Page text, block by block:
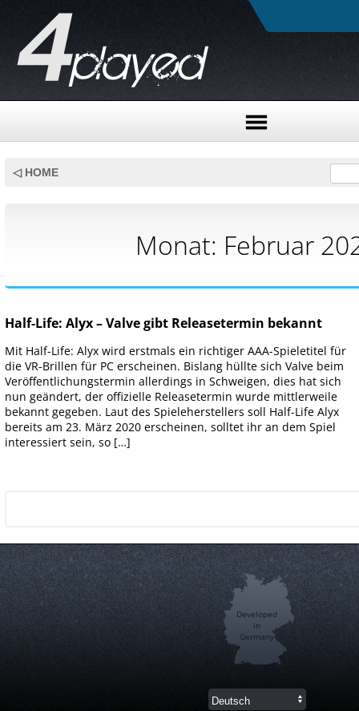
◁ HOME
Monat: Februar
Half-Life: Alyx – Valve gibt Releasetermin bekannt
Mit Half-Life: Alyx wird erstmals ein richtiger AAA-Spieletitel für
die VR-Brillen für PC erscheinen. Bislang hüllte sich Valve beim
Veröffentlichungstermin allerdings in Schweigen, dies hat sich
nun geändert, der offizielle Releasetermin wurde mittlerweile
bekannt gegeben. Laut des Spieleherstellers soll Half-Life Alyx
bereits am 23. März 2020 erscheinen, solltet ihr an dem Spiel
interessiert sein, so […]
Developed
in
Germany